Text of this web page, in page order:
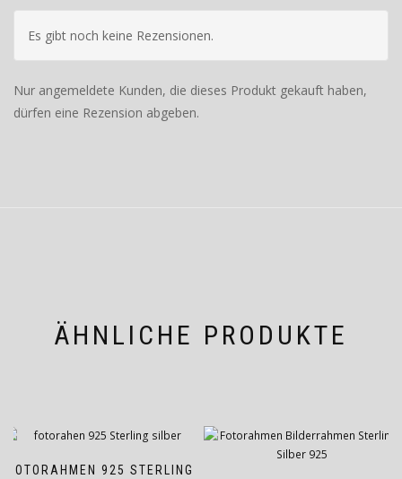
Es gibt noch keine Rezensionen.
Nur angemeldete Kunden, die dieses Produkt gekauft haben,
dürfen eine Rezension abgeben.
ÄHNLICHE PRODUKTE
FOTORAHMEN 925 STERLING